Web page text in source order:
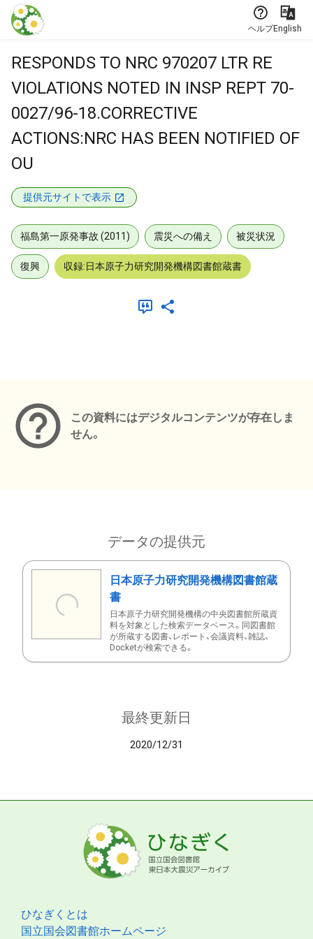
本文に飛ぶ
ヘルプEnglish
RESPONDS TO NRC 970207 LTR RE
VIOLATIONS NOTED IN INSP REPT 70-
0027/96-18.CORRECTIVE
ACTIONS:NRC HAS BEEN NOTIFIED OF
OU
提供元サイトで表示
福島第一原発事故 (2011) 震災への備え 被災状況
復興 収録:日本原子力研究開発機構図書館蔵書
この資料にはデジタルコンテンツが存在しま
せん。
データの提供元
日本原子力研究開発機構図書館蔵
書
日本原子力研究開発機構の中央図書館所蔵資
料を対象とした検索データベース。同図書館
が所蔵する図書、レポート、会議資料、雑誌、
Docketが検索できる。
最終更新日
2020/12/31
ひなぎくとは
国立国会図書館ホームページ